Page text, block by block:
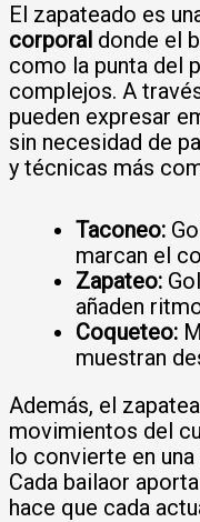
El zapateado es
corporal donde el
como la punta del
complejos. A
pueden expresar
sin necesidad de
y técnicas más
Taconeo:
marcan el
Zapateo:
añaden
Coqueteo:
muestran
Además, el
movimientos del
lo convierte en
Cada bailaor
hace que cada